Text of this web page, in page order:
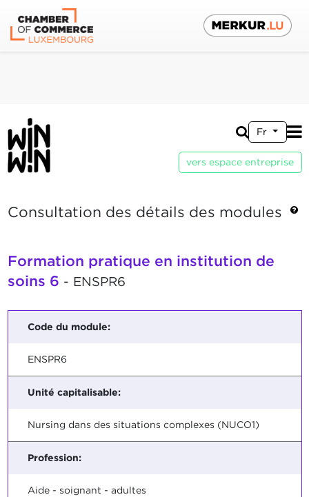
Fr
vers espace entreprise
Consultation des détails des modules
Formation pratique en institution de
soins 6 - ENSPR6
Code du module:
ENSPR6
Unité capitalisable:
Nursing dans des situations complexes (NUCO1)
Profession:
Aide - soignant - adultes